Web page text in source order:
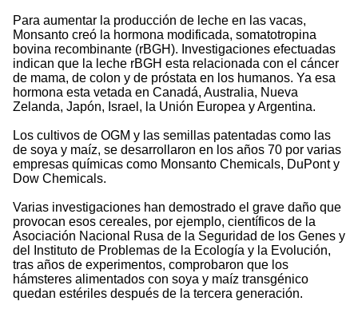
Para aumentar la producción de leche en las vacas,
Monsanto creó la hormona modificada, somatotropina
bovina recombinante (rBGH). Investigaciones efectuadas
indican que la leche rBGH esta relacionada con el cáncer
de mama, de colon y de próstata en los humanos. Ya esa
hormona esta vetada en Canadá, Australia, Nueva
Zelanda, Japón, Israel, la Unión Europea y Argentina.
Los cultivos de OGM y las semillas patentadas como las
de soya y maíz, se desarrollaron en los años 70 por varias
empresas químicas como Monsanto Chemicals, DuPont y
Dow Chemicals.
Varias investigaciones han demostrado el grave daño que
provocan esos cereales, por ejemplo, científicos de la
Asociación Nacional Rusa de la Seguridad de los Genes y
del Instituto de Problemas de la Ecología y la Evolución,
tras años de experimentos, comprobaron que los
hámsteres alimentados con soya y maíz transgénico
quedan estériles después de la tercera generación.